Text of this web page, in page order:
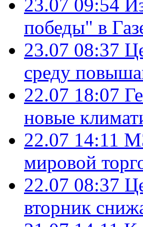
23.07 09:54
победы" в
23.07 08:37
среду
22.07 18:07
новые
22.07 14:11
мировой
22.07 08:37
вторник